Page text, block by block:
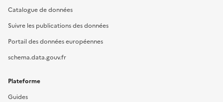
Catalogue de données
Suivre les publications des données
Portail des données européennes
schema.data.gouv.fr
Plateforme
Guides